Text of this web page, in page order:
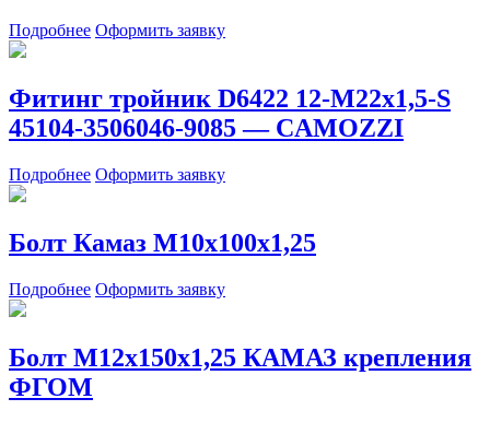
Подробнее Оформить заявку
Фитинг тройник D6422 12-М22х1,5-S
45104-3506046-9085 — CAMOZZI
Подробнее Оформить заявку
Болт Камаз М10х100х1,25
Подробнее Оформить заявку
Болт М12х150х1,25 КАМАЗ крепления
ФГОМ